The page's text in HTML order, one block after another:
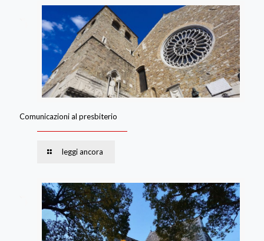
Comunicazioni al presbiterio
leggi ancora